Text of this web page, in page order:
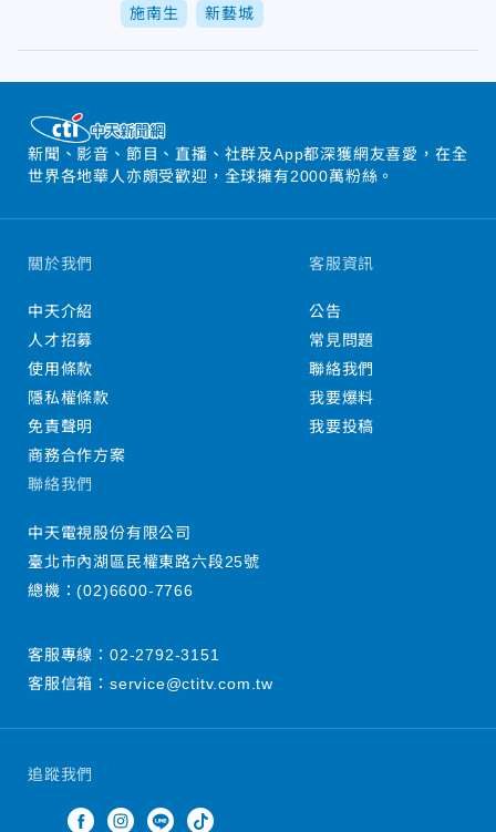
施南生 新藝城
新聞、影音、節目、直播、社群及App都深獲網友喜愛，在全
世界各地華人亦頗受歡迎，全球擁有2000萬粉絲。
追蹤我們
關於我們
中天介紹
人才招募
使用條款
隱私權條款
免責聲明
商務合作方案
客服資訊
公告
常見問題
聯絡我們
我要爆料
我要投稿
聯絡我們
中天電視股份有限公司
臺北市內湖區民權東路六段25號
總機：(02)6600-7766
客服專線： 02-2792-3151
客服信箱： service@ctitv.com.tw